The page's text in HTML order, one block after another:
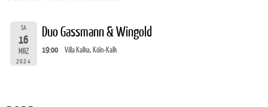
SA
16
MRZ
2024
Duo Gassmann & Wingold
19:00 Villa Kalka, Köln-Kalk